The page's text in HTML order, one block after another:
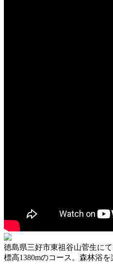
徳島県三好市東祖谷山菅生に
標高1380mのコース。森林浴を